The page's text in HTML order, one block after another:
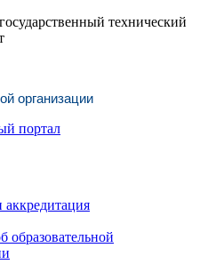
технический
организации
образовательной